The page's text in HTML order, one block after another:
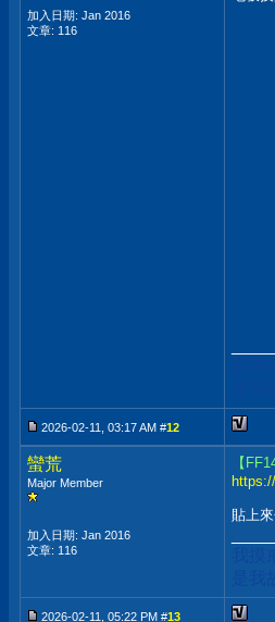
加入日期: Jan 2016
文章: 116
2026-02-11, 03:17 AM #12
蠻荒
Major Member
加入日期: Jan 2016
文章: 116
【
貼上
2026-02-11, 05:22 PM #13